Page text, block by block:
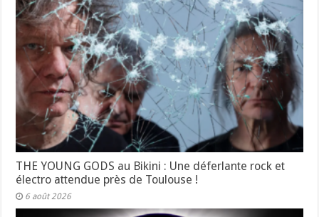
THE YOUNG GODS au Bikini : Une déferlante rock et
électro attendue près de Toulouse !
6 août 2026